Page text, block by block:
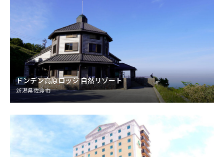
ドンデン高原ロッジ 自然リゾート
新潟県佐渡市